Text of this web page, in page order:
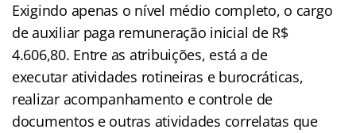
Exigindo apenas o nível médio completo, o cargo
de auxiliar paga remuneração inicial de R$
4.606,80. Entre as atribuições, está a de
executar atividades rotineiras e burocráticas,
realizar acompanhamento e controle de
documentos e outras atividades correlatas que